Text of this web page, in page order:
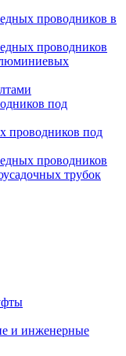
проводников в
проводников
под
проводников под
проводников
трубок
и инженерные